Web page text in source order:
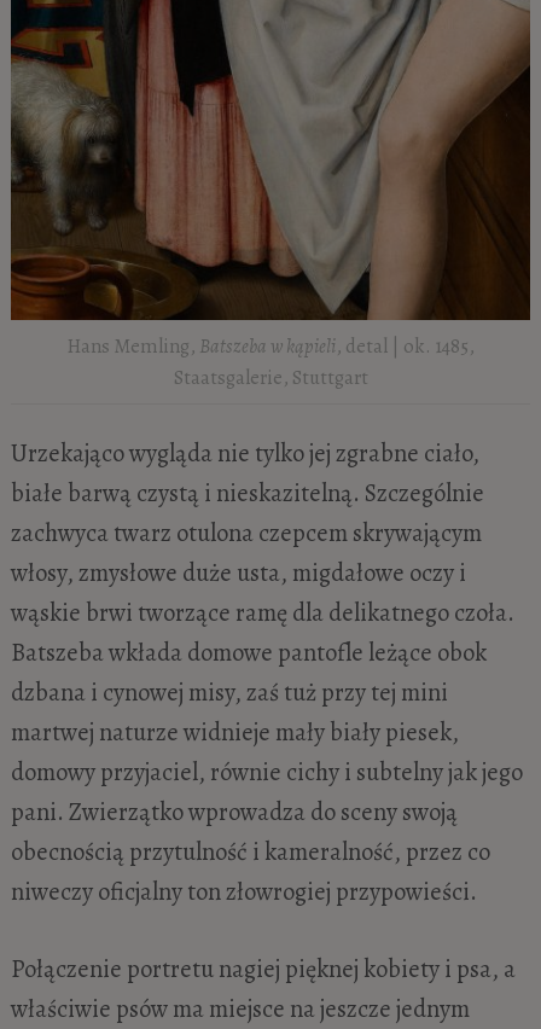
Hans Memling, Batszeba w kąpieli, detal | ok. 1485,
Staatsgalerie, Stuttgart
Urzekająco wygląda nie tylko jej zgrabne ciało,
białe barwą czystą i nieskazitelną. Szczególnie
zachwyca twarz otulona czepcem skrywającym
włosy, zmysłowe duże usta, migdałowe oczy i
wąskie brwi tworzące ramę dla delikatnego czoła.
Batszeba wkłada domowe pantofle leżące obok
dzbana i cynowej misy, zaś tuż przy tej mini
martwej naturze widnieje mały biały piesek,
domowy przyjaciel, równie cichy i subtelny jak jego
pani. Zwierzątko wprowadza do sceny swoją
obecnością przytulność i kameralność, przez co
niweczy oficjalny ton złowrogiej przypowieści.
Połączenie portretu nagiej pięknej kobiety i psa, a
właściwie psów ma miejsce na jeszcze jednym